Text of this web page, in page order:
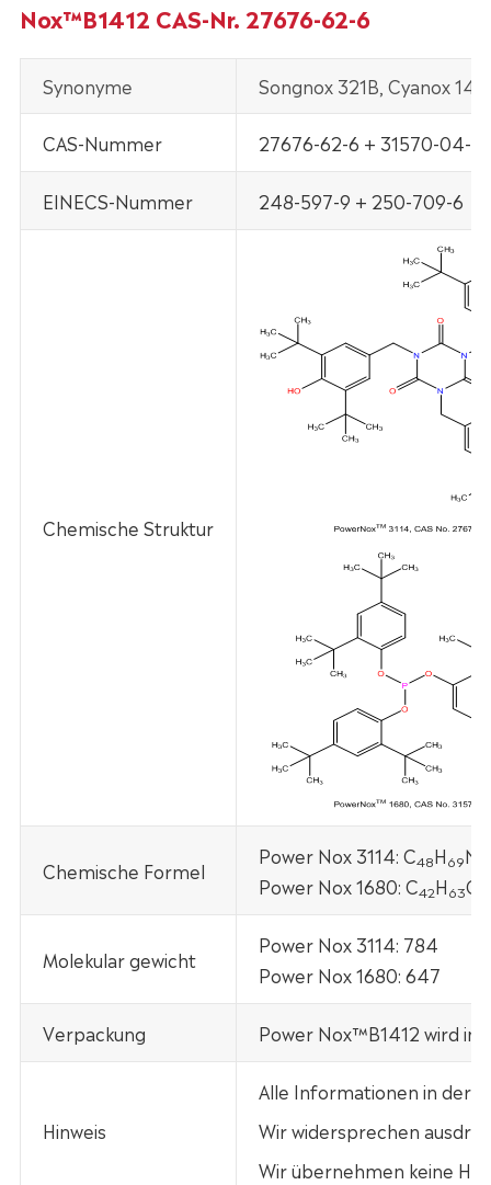
Nox™B1412 CAS-Nr. 27676-62-6
Synonyme Songnox 321B, Cyanox
CAS-Nummer 27676-62-6 + 31570-04-4
EINECS-Nummer 248-597-9 + 250-709-6
Chemische Struktur
Chemische Formel
Power Nox 3114: C48H69N
Power Nox 1680: C42H63O
Molekular gewicht
Power Nox 3114: 784
Power Nox 1680: 647
Verpackung Power Nox™B1412 wird in
Hinweis
Alle Informationen in der
Wir widersprechen
Wir übernehmen keine